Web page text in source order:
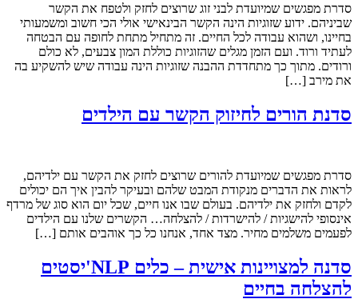
סדרת מפגשים שמיועדת לבני זוג שרוצים לחזק ולטפח את הקשר
שביניהם. ידוע שזוגיות הינה הקשר הבינאישי אולי הכי חשוב ומשמעותי
בחיינו, ושהוא עבודה לכל החיים. זה מתחיל מתחת לחופה עם הבטחה
לעתיד ורוד. ועם הזמן מגלים שהזוגיות כוללת המון צבעים, לא כולם
ורודים. מתוך כך מתחדדת ההבנה שזוגיות הינה עבודה שיש להשקיע בה
את מירב […]
סדנת הורים לחיזוק הקשר עם הילדים
סדרת מפגשים שמיועדת להורים שרוצים לחזק את הקשר עם ילדיהם,
לראות את הדברים מנקודת המבט שלהם ובעיקר להבין איך הם יכולים
לקדם ולחזק את ילדיהם. בעולם שבו אנו חיים, שכל יום הוא סוג של מרדף
אינסופי להישגיות / להישרדות / להצלחה… הקשרים שלנו עם הילדים
לפעמים משלמים מחיר. מצד אחד, אנחנו כל כך אוהבים אותם […]
סדנה למצויינות אישית – כלים NLP'יסטים
להצלחה בחיים